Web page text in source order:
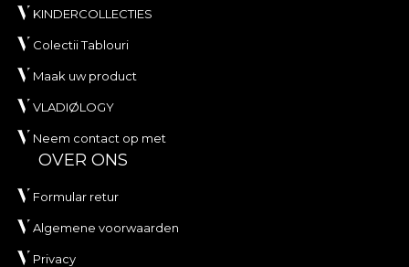
KINDERCOLLECTIES
Colectii Tablouri
Maak uw product
VLADIØLOGY
Neem contact op met
OVER ONS
Formular retur
Algemene voorwaarden
Privacy